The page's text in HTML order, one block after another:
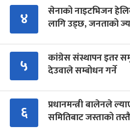
४
सेनाको नाइटभिजन
लागि उड्छ, जनताको
५
कांग्रेस संस्थापन इतर
देउवाले सम्बोधन गर्ने
६
प्रधानमन्त्री बालेनले
समितिबाट जस्ताको